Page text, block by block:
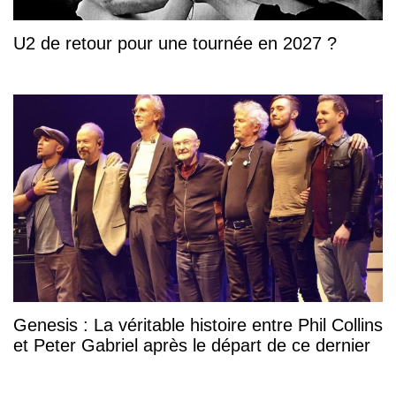
U2 de retour pour une tournée en 2027 ?
Genesis : La véritable histoire entre Phil Collins
et Peter Gabriel après le départ de ce dernier